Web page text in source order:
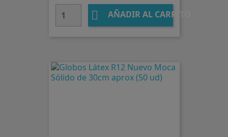
 AÑADIR AL CARRITO